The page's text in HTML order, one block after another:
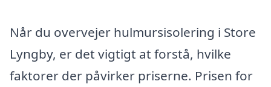
Når du overvejer hulmursisolering i Store
Lyngby, er det vigtigt at forstå, hvilke
faktorer der påvirker priserne. Prisen for